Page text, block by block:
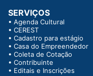
SERVIÇOS
• Agenda Cultural
• CEREST
• Cadastro para estágio
• Casa do Empreendedor
• Coleta de Cotação
• Contribuinte
• Editais e Inscrições